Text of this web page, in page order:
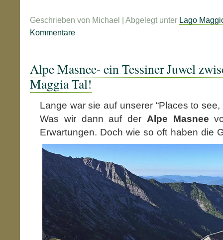
Geschrieben von Michael | Abgelegt unter Lago
Kommentare
Alpe Masnee- ein Tessiner Juwel
Maggia Tal!
Lange war sie auf unserer “Places to
Was wir dann auf der Alpe Masnee
Erwartungen. Doch wie so oft haben die